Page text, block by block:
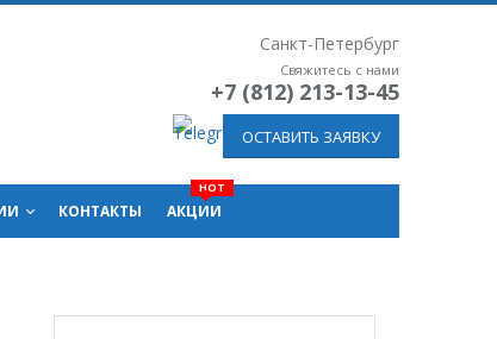
Санкт-Петербург
Свяжитесь с нами
+7 (812) 213-13-45
ОСТАВИТЬ ЗАЯВКУ
КОНТАКТЫ АКЦИИ